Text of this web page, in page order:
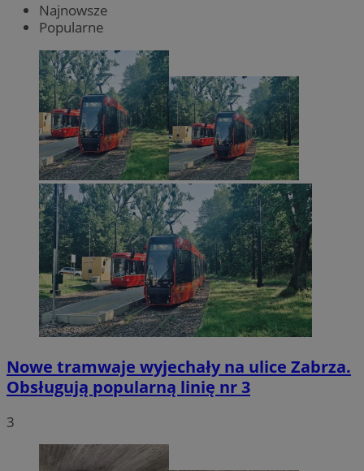
Najnowsze
Popularne
Nowe tramwaje wyjechały na ulice Zabrza.
Obsługują popularną linię nr 3
3